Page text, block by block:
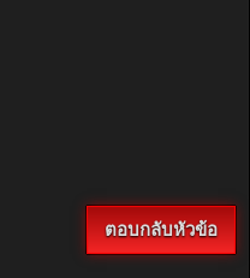
ตอบกลับหัวข้อ